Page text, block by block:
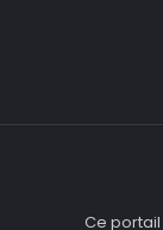
Ce portail